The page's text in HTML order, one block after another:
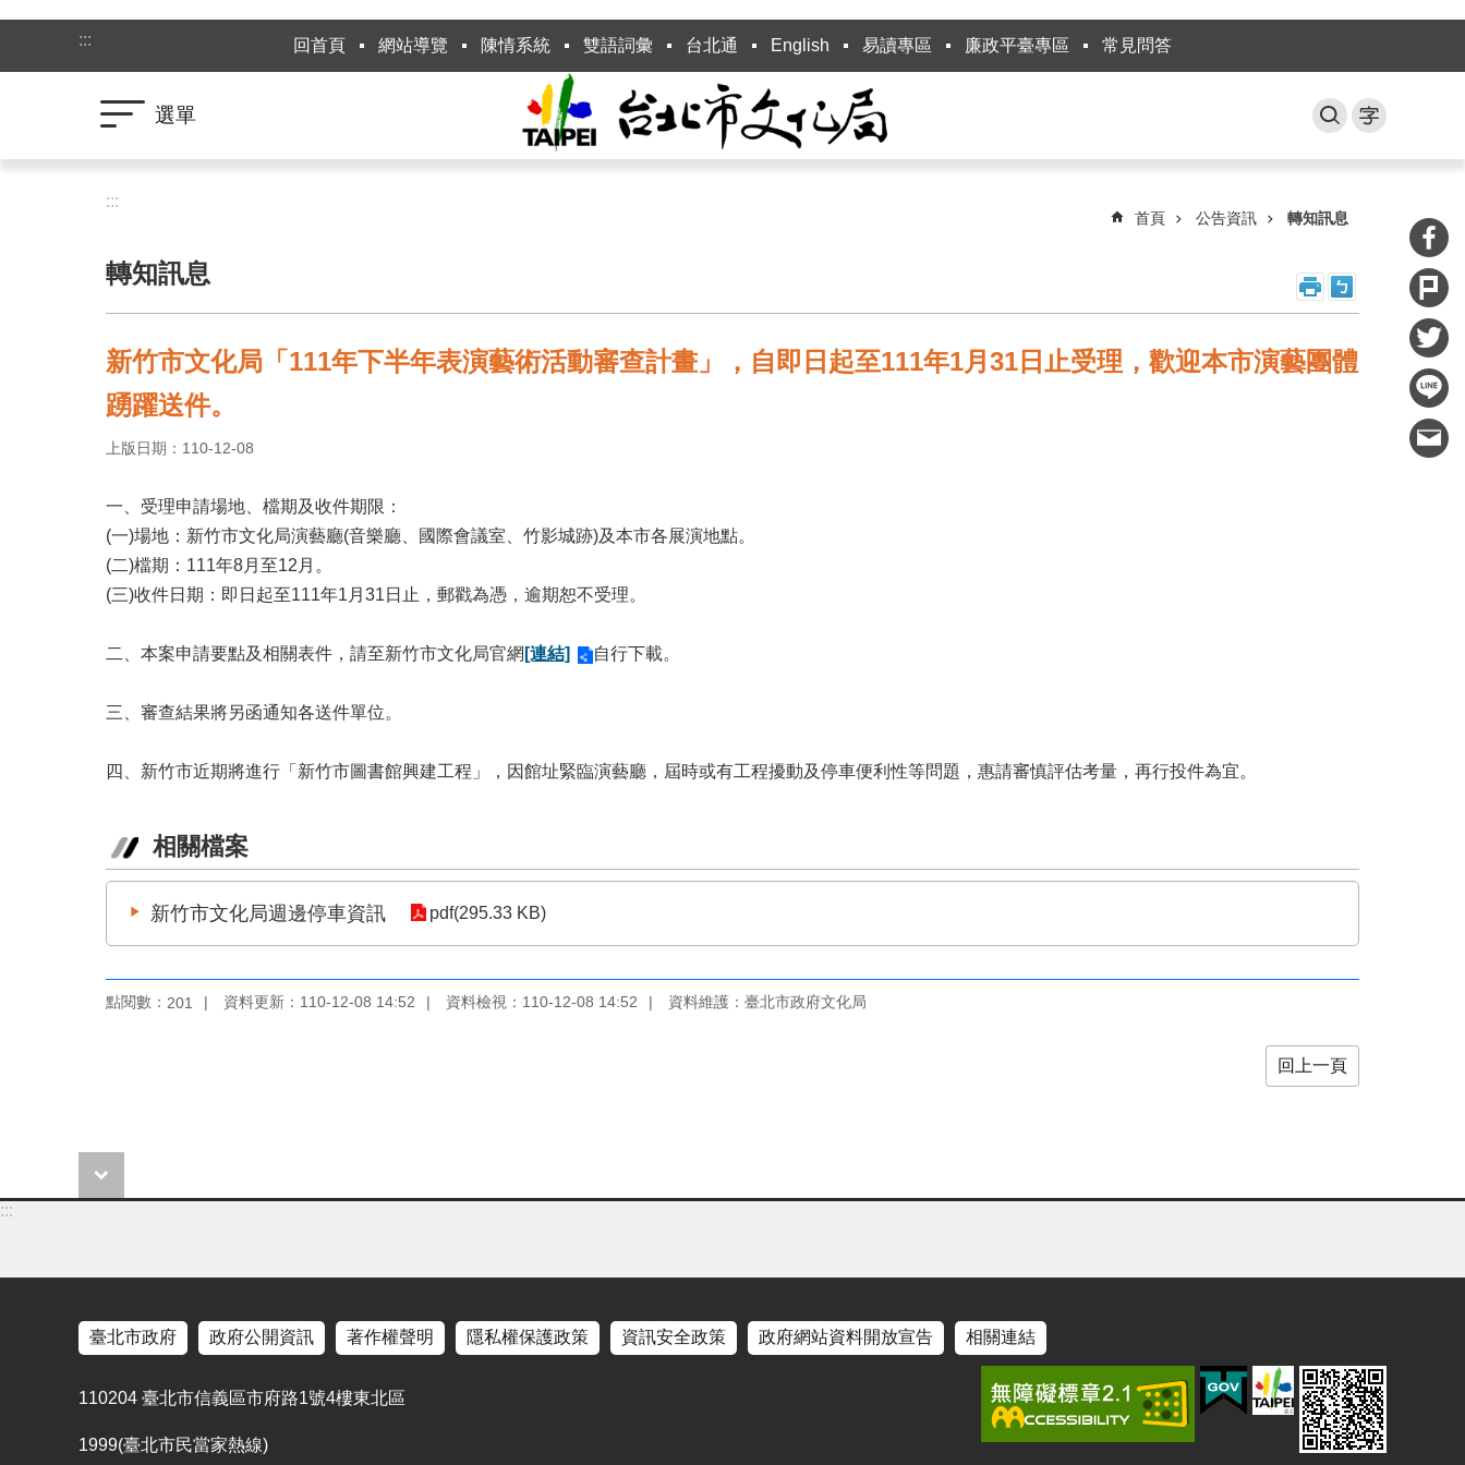
跳到主要內容區塊
:::
回首頁 網站導覽 陳情系統 雙語詞彙 台北通 English 易讀專區 廉政平臺專區 常見問答
選單
:::
首頁 公告資訊 轉知訊息
轉知訊息
新竹市文化局「111年下半年表演藝術活動審查計畫」，自即日起至111年1月31日止受理，歡迎本市演藝團體
踴躍送件。
上版日期：110-12-08
一、受理申請場地、檔期及收件期限：
(一)場地：新竹市文化局演藝廳(音樂廳、國際會議室、竹影城跡)及本市各展演地點。
(二)檔期：111年8月至12月。
(三)收件日期：即日起至111年1月31日止，郵戳為憑，逾期恕不受理。
二、本案申請要點及相關表件，請至新竹市文化局官網 [連結] 自行下載。
三、審查結果將另函通知各送件單位。
四、新竹市近期將進行「新竹市圖書館興建工程」，因館址緊臨演藝廳，屆時或有工程擾動及停車便利性等問題，惠請審慎評估考量，再行投件為宜。
相關檔案
新竹市文化局週邊停車資訊 pdf(295.33 KB)
點閱數： 201 資料更新：110-12-08 14:52 資料檢視：110-12-08 14:52 資料維護：臺北市政府文化局
回上一頁
:::
臺北市政府 政府公開資訊 著作權聲明 隱私權保護政策 資訊安全政策 政府網站資料開放宣告 相關連結
110204 臺北市信義區市府路1號4樓東北區
1999(臺北市民當家熱線)